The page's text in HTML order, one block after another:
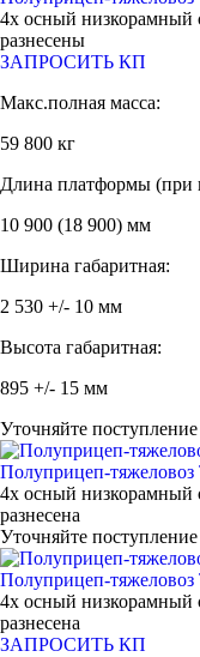
4х осный низкорамный
разнесены
ЗАПРОСИТЬ КП
Макс.полная масса:
59 800 кг
Длина платформы (при
10 900 (18 900) мм
Ширина габаритная:
2 530 +/- 10 мм
Высота габаритная:
895 +/- 15 мм
Уточняйте поступление
Полуприцеп-
4х осный низкорамный
разнесена
Уточняйте поступление
Полуприцеп-
4х осный низкорамный
разнесена
ЗАПРОСИТЬ КП